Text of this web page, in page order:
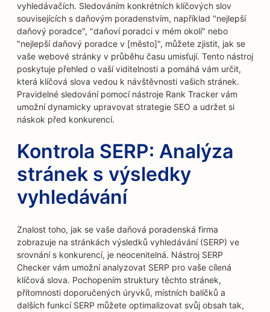
vyhledávačích. Sledováním konkrétních klíčových slov
souvisejících s daňovým poradenstvím, například "nejlepší
daňový poradce", "daňoví poradci v mém okolí" nebo
"nejlepší daňový poradce v [město]", můžete zjistit, jak se
vaše webové stránky v průběhu času umisťují. Tento nástroj
poskytuje přehled o vaší viditelnosti a pomáhá vám určit,
která klíčová slova vedou k návštěvnosti vašich stránek.
Pravidelné sledování pomocí nástroje Rank Tracker vám
umožní dynamicky upravovat strategie SEO a udržet si
náskok před konkurencí.
Kontrola SERP: Analýza
stránek s výsledky
vyhledávání
Znalost toho, jak se vaše daňová poradenská firma
zobrazuje na stránkách výsledků vyhledávání (SERP) ve
srovnání s konkurencí, je neocenitelná. Nástroj SERP
Checker vám umožní analyzovat SERP pro vaše cílená
klíčová slova. Pochopením struktury těchto stránek,
přítomnosti doporučených úryvků, místních balíčků a
dalších funkcí SERP můžete optimalizovat svůj obsah tak,